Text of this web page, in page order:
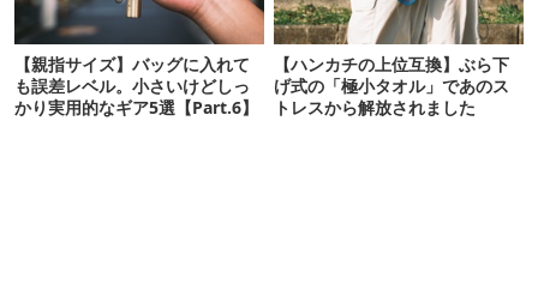
【親指サイズ】バッグに入れて
も誤差レベル。小さいけどしっ
かり実用的なギア5選【Part.6】
【ハンカチの上位互換】ぶら下
げ式の「極小タオル」であのス
トレスから解放されました